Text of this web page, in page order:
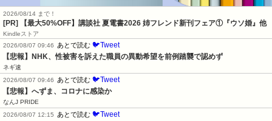
2026/08/14 まで！
[PR] 【最大50%OFF】講談社 夏電書2026 姉フレンド新刊フェア①『ウソ婚』他
Kindleストア
2026/08/07 09:46 あとで読む 🐦Tweet
【悲報】NHK、性被害を訴えた職員の異動希望を前例踏襲で認めず
ネギ速
2026/08/07 09:46 あとで読む 🐦Tweet
【悲報】へずま、コロナに感染か
なんJ PRIDE
2026/08/07 12:15 あとで読む 🐦Tweet